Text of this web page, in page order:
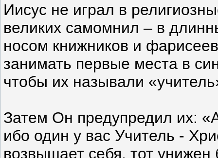
Иисус не играл в
великих самомнил – в
носом книжников и
занимать первые места в
чтобы их называли
Затем Он предупредил их:
ибо один у вас Учитель -
возвышает себя, тот унижен